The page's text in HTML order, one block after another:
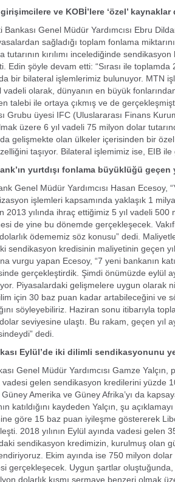
girişimcilere ve KOBİ’lere ‘özel’ kaynaklar
Bankası Genel Müdür Yardımcısı Ebru
sağladığı toplam fonlama
tutarının kırılımı incelediğinde
Edin şöyle devam etti: “Sırası ile
bir bilateral işlemlerimiz bulunuyor. MTN
vadeli olarak, dünyanın en büyük
talebi ile ortaya çıkmış ve de
Grubu üyesi IFC (Uluslararası Finans
üzere 6 yıl vadeli 75 milyon dolar
gelişmekte olan ülkeler içerisinden bir
taşıyor. Bilateral işlemimiz ise, EIB ile
yurtdışı fonlama büyüklüğü geçen
Genel Müdür Yardımcısı Hasan Ecesoy,
işlemleri kapsamında yaklaşık 1
2013 yılında ihraç ettiğimiz 5 yıl vadeli 500
de yine bu dönemde gerçekleşecek.
ödememiz söz konusu” dedi.
sendikasyon kredisinin maliyetinin geçen
vurgu yapan Ecesoy, “7 yeni bankanın
gerçekleştirdik. Şimdi önümüzde eylül
Piyasalardaki gelişmelere uygun olarak
için 30 baz puan kadar artabileceğini ve
söyleyebiliriz. Haziran sonu itibarıyla
seviyesine ulaştı. Bu rakam, geçen yıl
dedi.
Eylül’de iki dilimli sendikasyonunu
Genel Müdür Yardımcısı Gamze
vadesi gelen sendikasyon kredilerini yüzde
Amerika ve Güney Afrika’yı da
katıldığını kaydeden Yalçın, şu
göre 15 baz puan iyileşme göstererek
2018 yılının Eylül ayında vadesi gelen
sendikasyon kredimizin, kurulmuş olan
Ekim ayında ise 750 milyon dolar
gerçekleşecek. Uygun şartlar
dolarlık kısmı sermaye benzeri olmak